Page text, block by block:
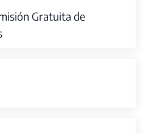
Gratuita de